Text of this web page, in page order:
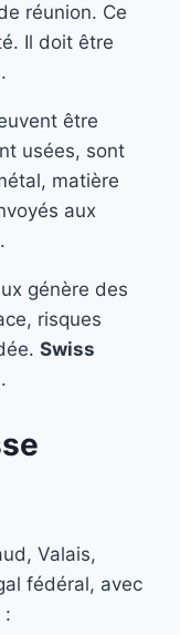
réunion. Ce
Il doit être
être
usées, sont
matière
aux
génère des
risques
Swiss
Valais,
fédéral, avec
: